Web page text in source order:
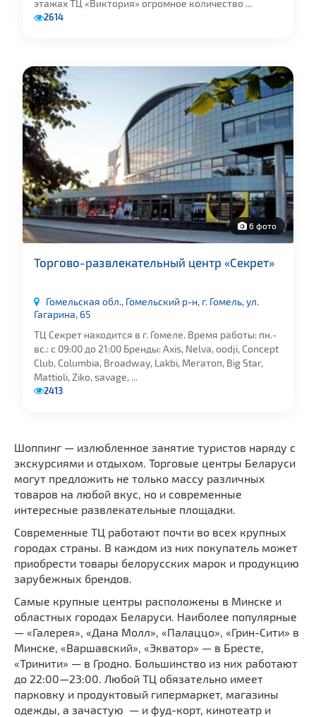
этажах ТЦ «Виктория» огромное количество ...
2614
6 фото
Торгово-развлекательный центр «Секрет»
Гомельская обл., Гомельский р-н, г. Гомель, ул.
Гагарина, 65
ТЦ Секрет находится в г. Гомеле. Время работы: пн.-
вс.: с 09:00 до 21:00 Бренды: Axis, Nelva, oodji, Concept
Club, Columbia, Broadway, Lakbi, Мегатоп, Big Star,
Mattioli, Ziko, savage, ...
2413
Шоппинг — излюбленное занятие туристов наряду с
экскурсиями и отдыхом. Торговые центры Беларуси
могут предложить не только массу различных
товаров на любой вкус, но и современные
интересные развлекательные площадки.
Современные ТЦ работают почти во всех крупных
городах страны. В каждом из них покупатель может
приобрести товары белорусских марок и продукцию
зарубежных брендов.
Самые крупные центры расположены в Минске и
областных городах Беларуси. Наиболее популярные
— «Галерея», «Дана Молл», «Палаццо», «Грин-Сити» в
Минске, «Варшавский», «Экватор» — в Бресте,
«Тринити» — в Гродно. Большинство из них работают
до 22:00—23:00. Любой ТЦ обязательно имеет
парковку и продуктовый гипермаркет, магазины
одежды, а зачастую — и фуд-корт, кинотеатр и